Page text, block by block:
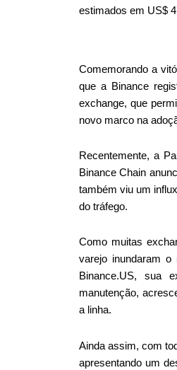
estimados em US$
Comemorando a
que a Binance
exchange, que
novo marco na
Recentemente, a
Binance Chain
também viu um
do tráfego.
Como muitas
varejo inundaram
Binance.US, sua
manutenção,
a linha.
Ainda assim, com
apresentando um